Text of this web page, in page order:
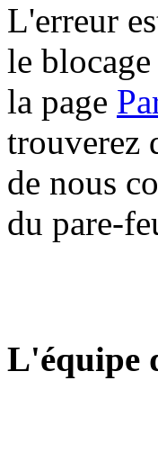
L'erreur
le
la page
trouverez
de nous
du pare-
L'équipe